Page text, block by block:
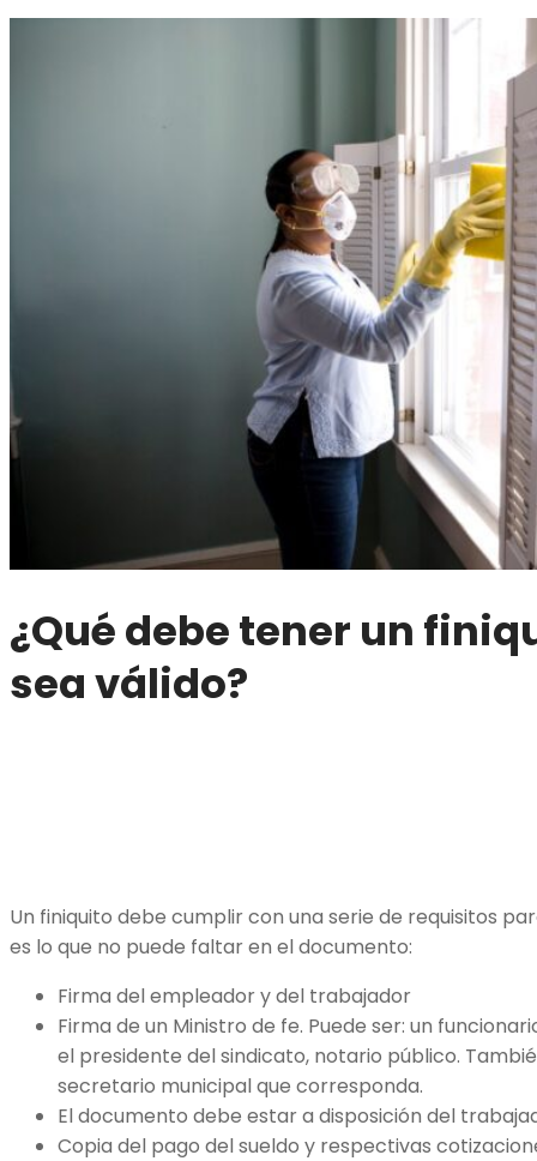
¿Qué debe tener un
sea válido?
Un finiquito debe cumplir con una serie de requisitos
es lo que no puede faltar en el documento:
Firma del empleador y del trabajador
Firma de un Ministro de fe. Puede ser: un
el presidente del sindicato, notario público.
secretario municipal que corresponda.
El documento debe estar a disposición del
Copia del pago del sueldo y respectivas